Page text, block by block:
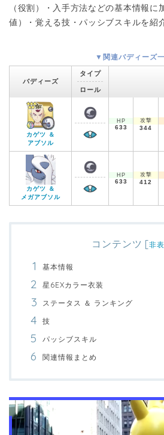
（役割）・入手方法などの基本情報に
値）・覚える技・パッシブスキルを紹
▼関連バディーズ
バディーズ
タイプ
ロール
カゲツ ＆
アブソル
HP
633
攻撃
344
カゲツ ＆
メガアブソル
HP
633
攻撃
412
コンテンツ [非
基本情報
星6EXカラー衣装
ステータス ＆ ランキング
技
パッシブスキル
関連情報まとめ